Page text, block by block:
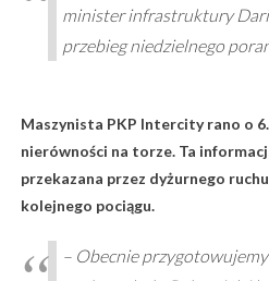
minister infrastruktury
przebieg niedzielnego
Maszynista PKP Intercity rano o
nierówności na torze. Ta
przekazana przez dyżurnego
kolejnego pociągu.
– Obecnie